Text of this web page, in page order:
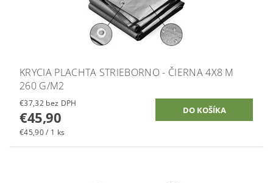
KRYCIA PLACHTA STRIEBORNO - ČIERNA 4X8 M
260 G/M2
€37,32 bez DPH
€45,90
€45,90 / 1 ks